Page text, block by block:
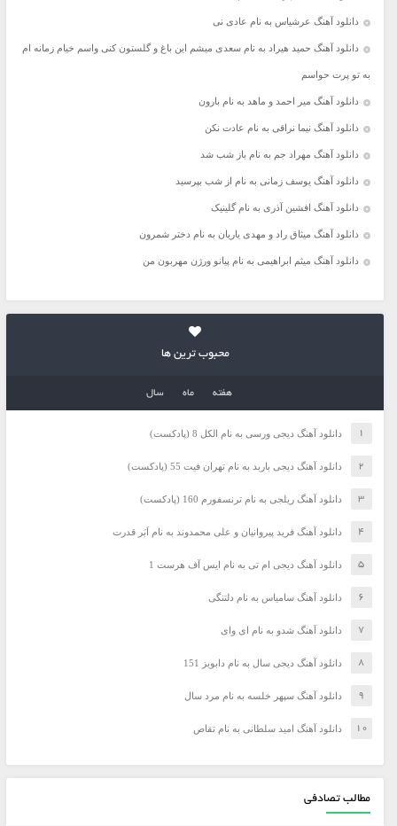
دانلود آهنگ عرشیاس به نام عادی نی
دانلود آهنگ حمید هیراد به نام سعدی میشم این باغ و گلستون کنی واسم خیام زمانه ام
به تو پرت حواسم
دانلود آهنگ میر احمد و ماهد به نام بارون
دانلود آهنگ نیما نراقی به نام عادت نکن
دانلود آهنگ مهراد جم به نام باز شب شد
دانلود آهنگ یوسف زمانی به نام از شب بپرسید
دانلود آهنگ افشین آذری به نام گلینیک
دانلود آهنگ میثاق راد و مهدی یاریان به نام دختر شمرون
دانلود آهنگ میثم ابراهیمی به نام پیانو ورژن مهربون من
محبوب ترین ها
هفته ماه سال
دانلود آهنگ دیجی ورسی به نام الکل 8 (پادکست)
دانلود آهنگ دیجی باربد به نام تهران فیت 55 (پادکست)
دانلود آهنگ ریلجی به نام ترنسفورم 160 (پادکست)
دانلود آهنگ فرید پیروانیان و علی محمدوند به نام اَبَر قدرت
دانلود آهنگ دیجی ام تی به نام ایس آف هرست 1
دانلود آهنگ سامیاس به نام دلتنگی
دانلود آهنگ شدو به نام ای وای
دانلود آهنگ دیجی سال به نام دابویز 151
دانلود آهنگ سپهر خلسه به نام مرد سال
دانلود آهنگ امید سلطانی به نام تقاص
مطالب تصادفی